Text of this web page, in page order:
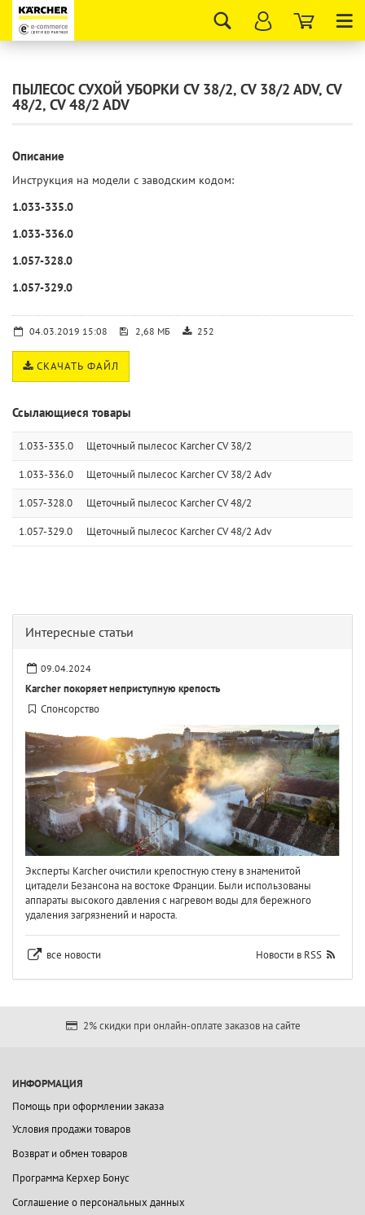
ПЫЛЕСОС СУХОЙ УБОРКИ CV 38/2, CV 38/2 ADV, CV
48/2, CV 48/2 ADV
Описание
Инструкция на модели с заводским кодом:
1.033-335.0
1.033-336.0
1.057-328.0
1.057-329.0
04.03.2019 15:08 2,68 МБ 252
СКАЧАТЬ ФАЙЛ
Ссылающиеся товары
1.033-335.0 Щеточный пылесос Karcher CV 38/2
1.033-336.0 Щеточный пылесос Karcher CV 38/2 Adv
1.057-328.0 Щеточный пылесос Karcher CV 48/2
1.057-329.0 Щеточный пылесос Karcher CV 48/2 Adv
Интересные статьи
09.04.2024
Karcher покоряет неприступную крепость
Спонсорство
Эксперты Karcher очистили крепостную стену в знаменитой
цитадели Безансона на востоке Франции. Были использованы
аппараты высокого давления с нагревом воды для бережного
удаления загрязнений и нароста.
все новости Новости в RSS
2% скидки при онлайн-оплате заказов на сайте
ИНФОРМАЦИЯ
Помощь при оформлении заказа
Условия продажи товаров
Возврат и обмен товаров
Программа Керхер Бонус
Соглашение о персональных данных